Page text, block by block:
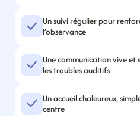
Un suivi régulier pour
l’observance
Une communication vive
les troubles auditifs
Un accueil chaleureux,
centre